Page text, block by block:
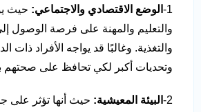
1- الوضع الاقتصادي والاجتماعي: حيث
والتعليم والمهنة على فرصة الوصول
والتغذية. وغالبًا قد يواجه الأفراد ذات
وتحديات أكبر لكي تحافظ على صحتهم
2- البيئة المعيشية: حيث أنها تؤثر على